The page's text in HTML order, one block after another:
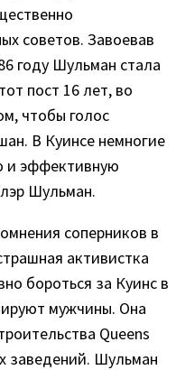
советов. Завоевав
году Шульман стала
пост 16 лет, во
чтобы голос
В Куинсе немногие
и эффективную
Шульман.
соперников в
активистка
бороться за Куинс в
мужчины. Она
Queens
заведений. Шульман